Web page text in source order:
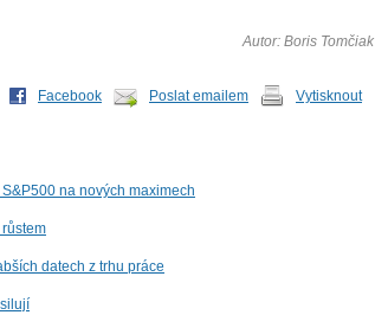
Autor: Boris Tomčiak
Facebook Poslat emailem Vytisknout
na nových maximech
datech z trhu práce